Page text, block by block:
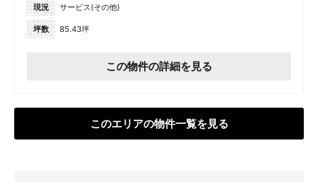
現況 サービス(その他)
坪数 85.43坪
この物件の詳細を見る
このエリアの物件一覧を見る